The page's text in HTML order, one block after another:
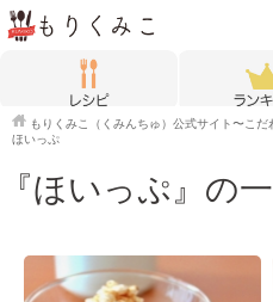
もりくみこ（くみんちゅ）公式サイト〜こだ
ほいっぷ
『ほいっぷ』の